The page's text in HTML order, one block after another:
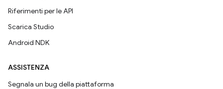
Riferimenti per le API
Scarica Studio
Android NDK
ASSISTENZA
Segnala un bug della piattaforma